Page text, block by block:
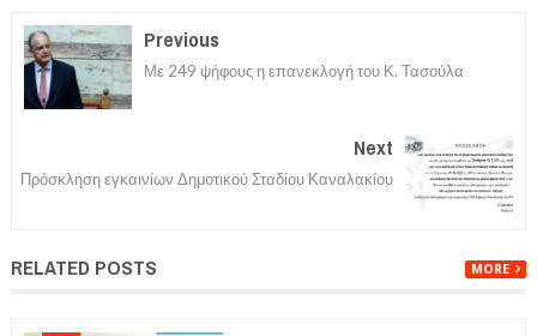
Previous
Με 249 ψήφους η επανεκλογή του Κ. Τασούλα
Next
Πρόσκληση εγκαινίων Δημοτικού Σταδίου Καναλακίου
RELATED POSTS MORE